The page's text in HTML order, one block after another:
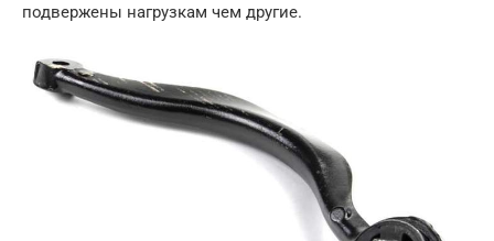
подвержены нагрузкам чем другие.